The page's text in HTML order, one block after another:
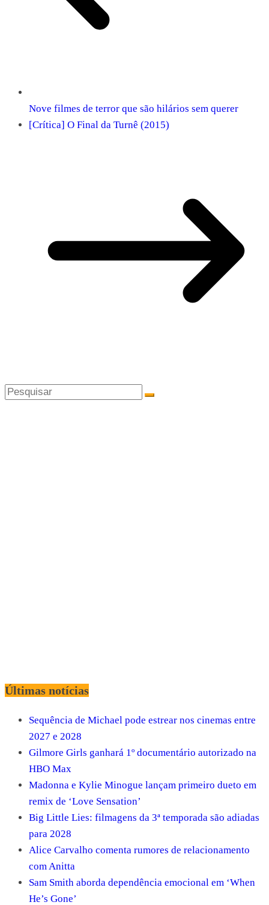
Nove filmes de terror que são hilários sem querer
[Crítica] O Final da Turnê (2015)
Últimas notícias
Sequência de Michael pode estrear nos cinemas entre
2027 e 2028
Gilmore Girls ganhará 1º documentário autorizado na
HBO Max
Madonna e Kylie Minogue lançam primeiro dueto em
remix de ‘Love Sensation’
Big Little Lies: filmagens da 3ª temporada são adiadas
para 2028
Alice Carvalho comenta rumores de relacionamento
com Anitta
Sam Smith aborda dependência emocional em ‘When
He’s Gone’